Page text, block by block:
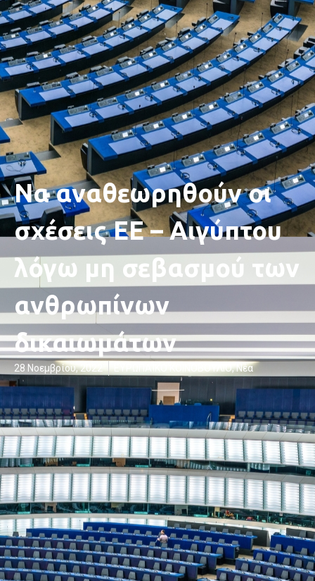
Να αναθεωρηθούν οι
σχέσεις ΕΕ – Αιγύπτου
λόγω μη σεβασμού των
ανθρωπίνων
δικαιωμάτων
28 Νοεμβρίου, 2022 ΕΥΡΩΠΑΪΚΟ ΚΟΙΝΟΒΟΥΛΙΟ,Νέα